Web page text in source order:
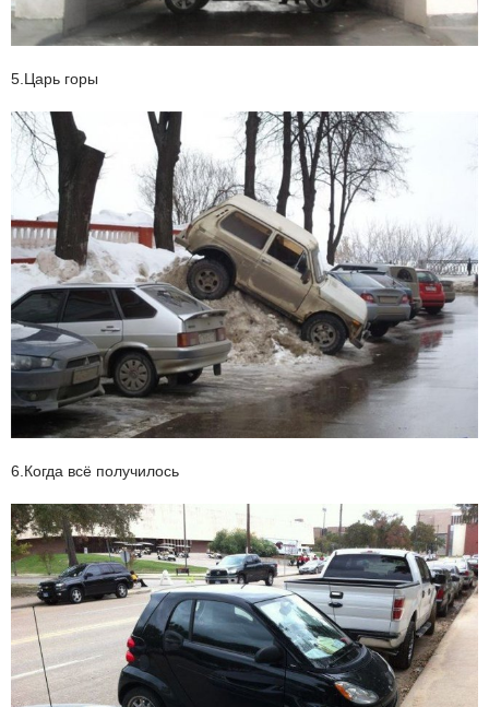
5.Царь горы
6.Когда всё получилось